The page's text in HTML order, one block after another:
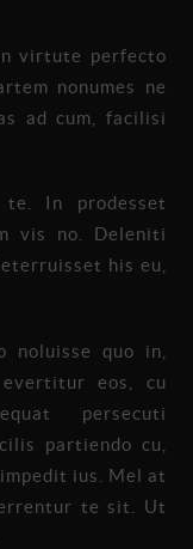
virtute perfecto
nonumes ne
ad cum, facilisi
te. In prodesset
vis no. Deleniti
his eu,
noluisse quo in,
eos, cu
persecuti
partiendo cu,
ius. Mel at
te sit. Ut